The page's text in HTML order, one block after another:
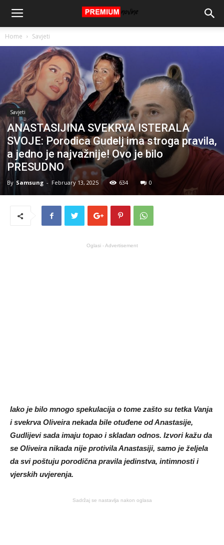
Home Savjeti
Savjeti
ANASTASIJINA SVEKRVA ISTERALA
SVOJE: Porodica Gudelj ima stroga pravila,
a jedno je najvažnije! Ovo je bilo
PRESUDNO
By Samsung - February 13, 2025 634 0
Oglasi - Advertisement
Iako je bilo mnogo spekulacija o tome zašto su tetka Vanja
i svekrva Oliveira nekada bile otuđene od Anastasije,
Gudlijevi sada imaju topao i skladan odnos. Izvori kažu da
se Oliveira nikada nije protivila Anastasiji, samo je željela
da svi poštuju porodična pravila jedinstva, intimnosti i
vjerskih uvjerenja.
Sadržaj se nastavlja nakon oglasa